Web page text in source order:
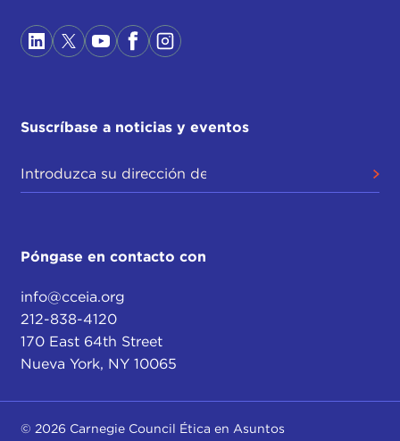
Suscríbase a noticias y eventos
Póngase en contacto con
info@cceia.org
212-838-4120
170 East 64th Street
Nueva York, NY 10065
© 2026 Carnegie Council Ética en Asuntos